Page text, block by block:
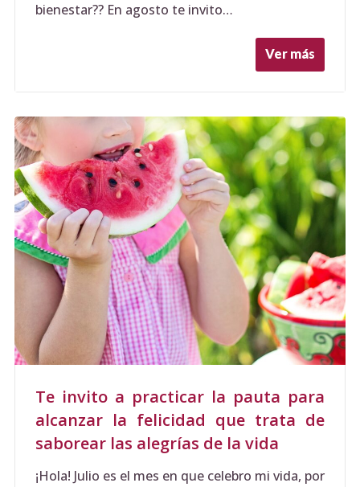
bienestar?? En agosto te invito…
Ver más
Te invito a practicar la pauta para
alcanzar la felicidad que trata de
saborear las alegrías de la vida
¡Hola! Julio es el mes en que celebro mi vida, por